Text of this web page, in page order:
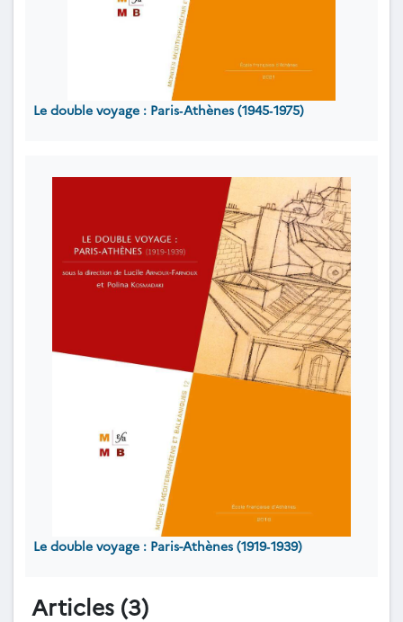
Le double voyage : Paris‐Athènes (1945‐1975)
Le double voyage : Paris-Athènes (1919‐1939)
Articles (3)